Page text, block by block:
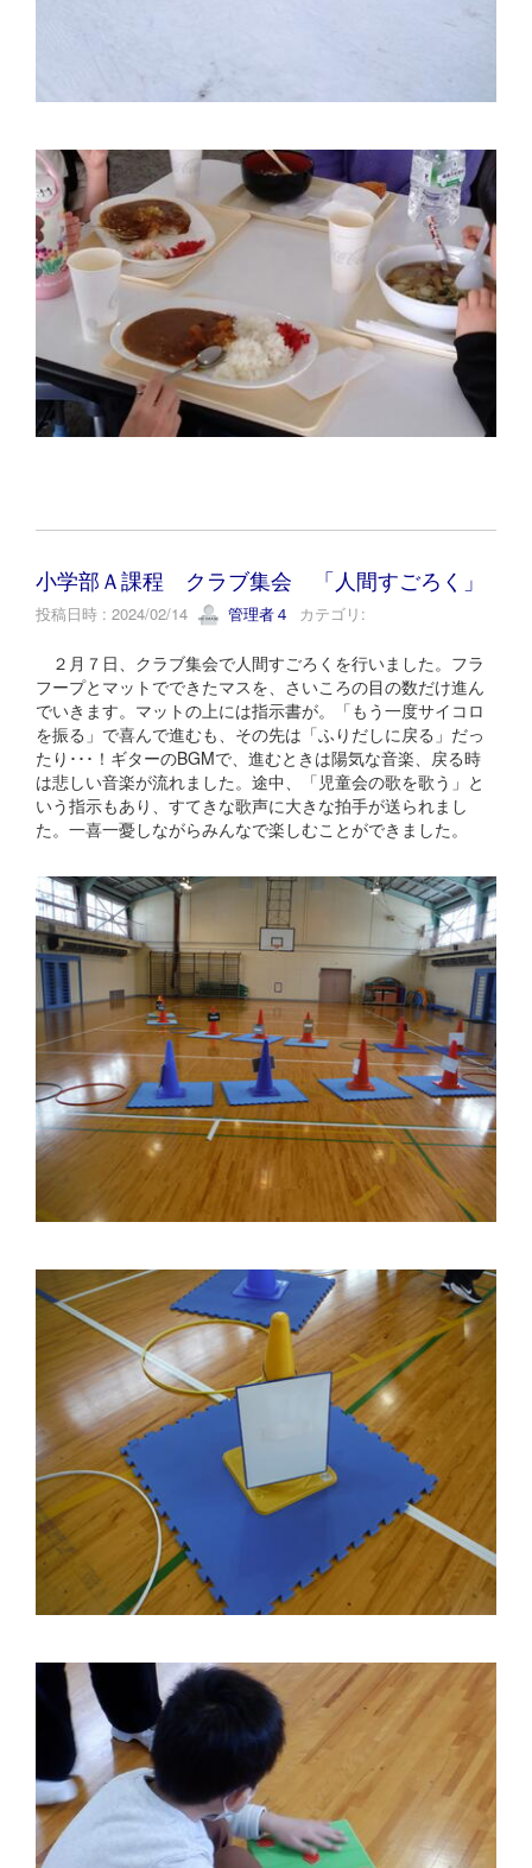
小学部Ａ課程 クラブ集会 「人間すごろく」
投稿日時 : 2024/02/14 管理者４ カテゴリ:
２月７日、クラブ集会で人間すごろくを行いました。フラ
フープとマットでできたマスを、さいころの目の数だけ進ん
でいきます。マットの上には指示書が。「もう一度サイコロ
を振る」で喜んで進むも、その先は「ふりだしに戻る」だっ
たり･･･！ギターのBGMで、進むときは陽気な音楽、戻る時
は悲しい音楽が流れました。途中、「児童会の歌を歌う」と
いう指示もあり、すてきな歌声に大きな拍手が送られまし
た。一喜一憂しながらみんなで楽しむことができました。